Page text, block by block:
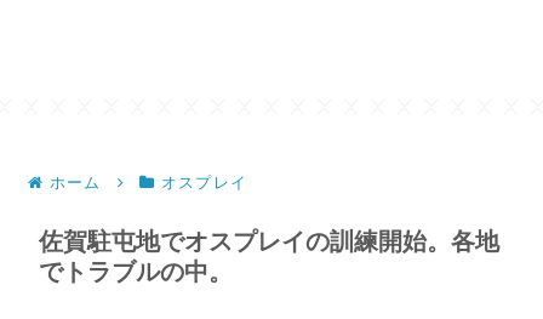
ホーム オスプレイ
佐賀駐屯地でオスプレイの訓練開始。各地
でトラブルの中。